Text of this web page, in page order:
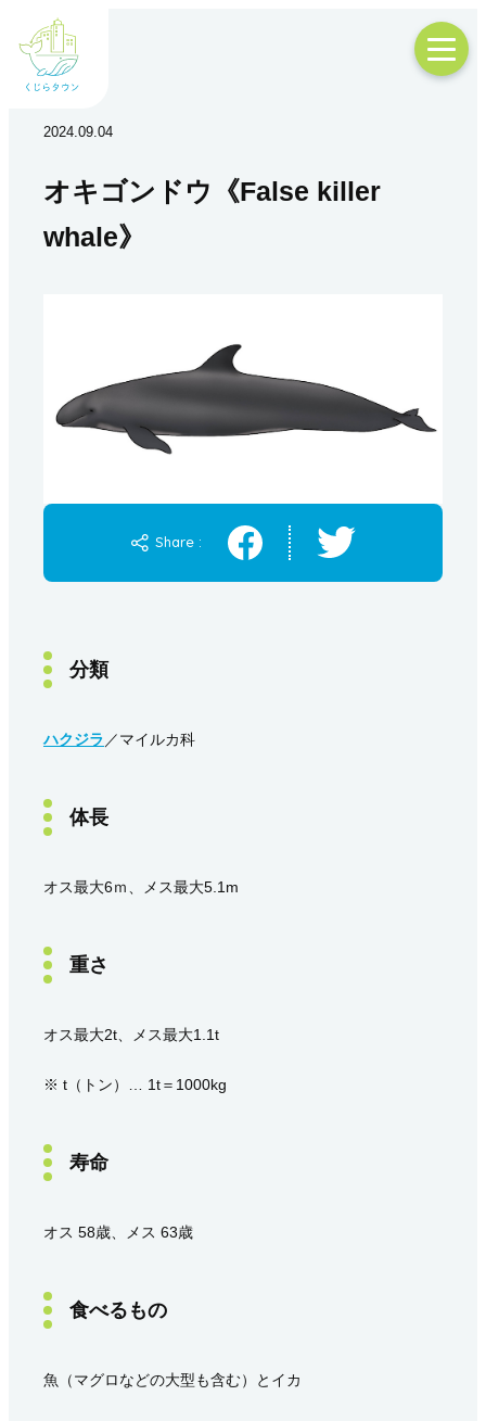
2024.09.04
オキゴンドウ《False killer
whale》
Share :
分類
ハクジラ ／マイルカ科
体長
オス最大6ｍ、メス最大5.1m
重さ
オス最大2t、メス最大1.1t
※ t（トン）… 1t＝1000kg
寿命
オス 58歳、メス 63歳
食べるもの
魚（マグロなどの大型も含む）とイカ